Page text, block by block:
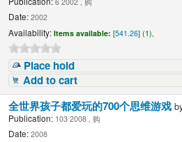
Date: 2002
Availability: Items available: [541.26] (1),
Place hold
Add to cart
全世界孩子都爱玩的700个思维游戏
Publication: 103 2008 , 购
Date: 2008